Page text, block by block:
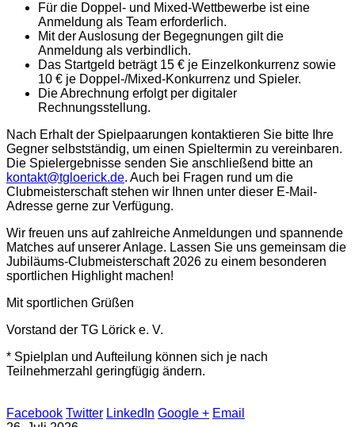
Für die Doppel- und Mixed-Wettbewerbe ist eine
Anmeldung als Team erforderlich.
Mit der Auslosung der Begegnungen gilt die
Anmeldung als verbindlich.
Das Startgeld beträgt 15 € je Einzelkonkurrenz sowie
10 € je Doppel-/Mixed-Konkurrenz und Spieler.
Die Abrechnung erfolgt per digitaler
Rechnungsstellung.
Nach Erhalt der Spielpaarungen kontaktieren Sie bitte Ihre
Gegner selbstständig, um einen Spieltermin zu vereinbaren.
Die Spielergebnisse senden Sie anschließend bitte an
kontakt@tgloerick.de. Auch bei Fragen rund um die
Clubmeisterschaft stehen wir Ihnen unter dieser E-Mail-
Adresse gerne zur Verfügung.
Wir freuen uns auf zahlreiche Anmeldungen und spannende
Matches auf unserer Anlage. Lassen Sie uns gemeinsam die
Jubiläums-Clubmeisterschaft 2026 zu einem besonderen
sportlichen Highlight machen!
Mit sportlichen Grüßen
Vorstand der TG Lörick e. V.
* Spielplan und Aufteilung können sich je nach
Teilnehmerzahl geringfügig ändern.
Facebook Twitter LinkedIn Google + Email